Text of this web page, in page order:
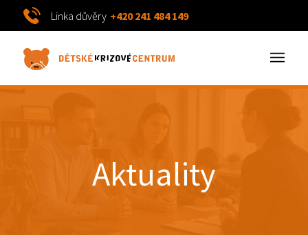
Linka důvěry +420 241 484 149
Aktuality